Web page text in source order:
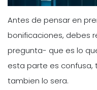
Antes de pensar en
bonificaciones, debes
pregunta- que es lo
esta parte es
tambien lo sera.